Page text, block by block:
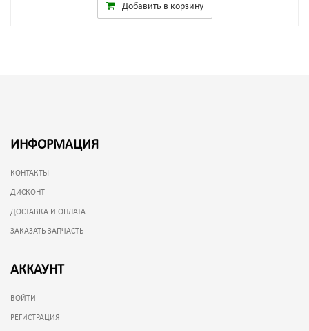
Добавить в корзину
ИНФОРМАЦИЯ
КОНТАКТЫ
ДИСКОНТ
ДОСТАВКА И ОПЛАТА
ЗАКАЗАТЬ ЗАПЧАСТЬ
АККАУНТ
ВОЙТИ
РЕГИСТРАЦИЯ